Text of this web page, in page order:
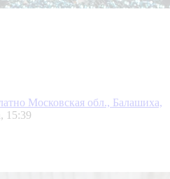
Московская обл., Балашиха,
15:39